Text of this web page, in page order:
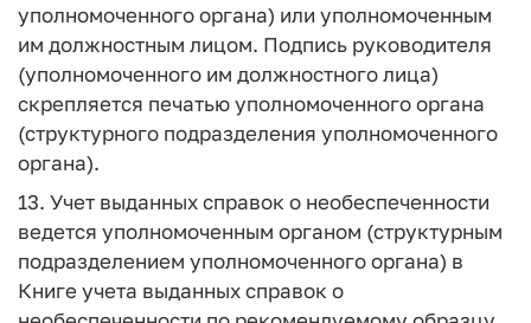
уполномоченного органа) или уполномоченным
им должностным лицом. Подпись руководителя
(уполномоченного им должностного лица)
скрепляется печатью уполномоченного органа
(структурного подразделения уполномоченного
органа).
13. Учет выданных справок о необеспеченности
ведется уполномоченным органом (структурным
подразделением уполномоченного органа) в
Книге учета выданных справок о